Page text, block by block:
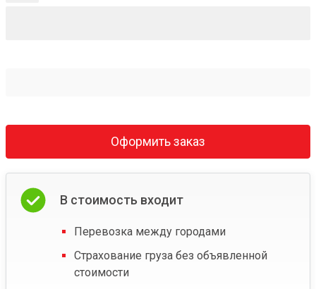
Оформить заказ
В стоимость входит
Перевозка между городами
Страхование груза без объявленной
стоимости